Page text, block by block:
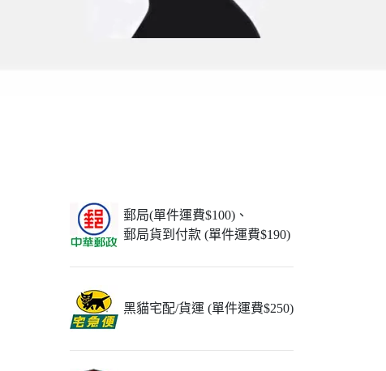
郵局(單件運費$100)、
郵局貨到付款 (單件運費$190)
黑貓宅配/貨運 (單件運費$250)